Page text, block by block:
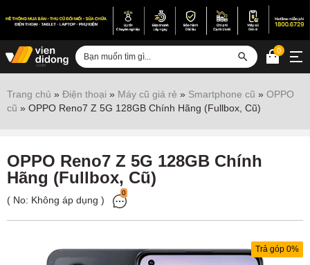
Sửa iPhone
Sửa Vertu
Sửa Macbook
0
Trang chủ » Điện thoại » Máy cũ giá rẻ » Smartphone cũ » OPPO
cũ » OPPO Reno7 Z 5G 128GB Chính Hãng (Fullbox, Cũ)
OPPO Reno7 Z 5G 128GB Chính
Hãng (Fullbox, Cũ)
( No: Không áp dụng )
0
Trả góp 0%